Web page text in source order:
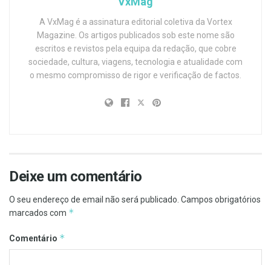
A VxMag é a assinatura editorial coletiva da Vortex
Magazine. Os artigos publicados sob este nome são
escritos e revistos pela equipa da redação, que cobre
sociedade, cultura, viagens, tecnologia e atualidade com
o mesmo compromisso de rigor e verificação de factos.
Deixe um comentário
O seu endereço de email não será publicado. Campos obrigatórios
marcados com *
Comentário *